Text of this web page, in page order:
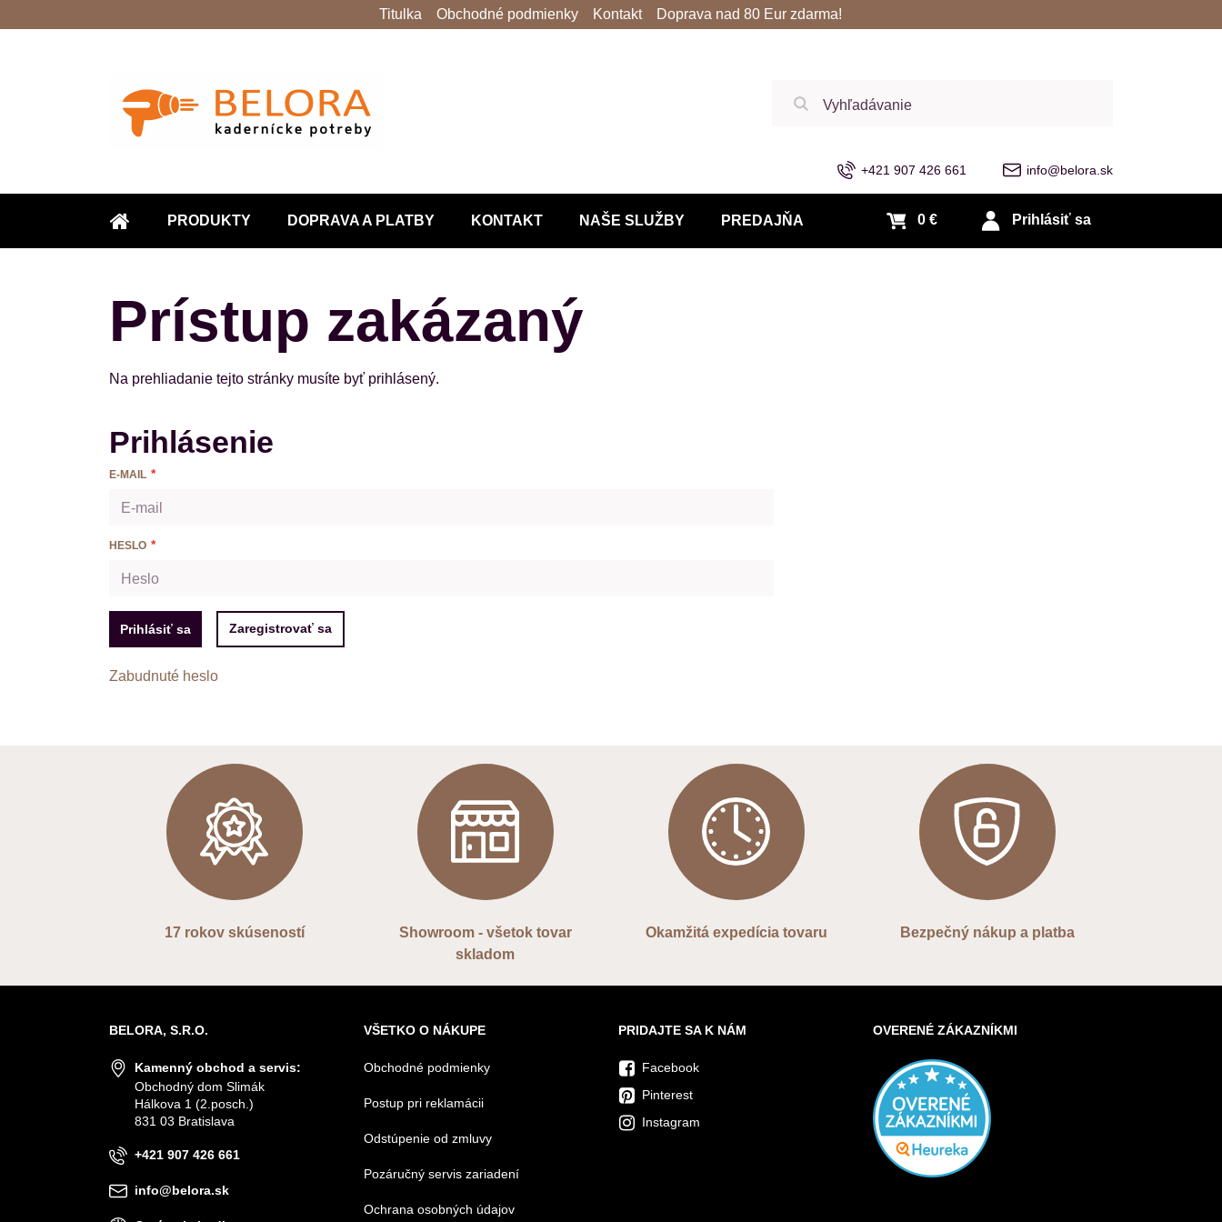
ÚVOD
PRODUKTY DOPRAVA A PLATBY KONTAKT NAŠE SLUŽBY PREDAJŇA
+421 907 426 661 info@belora.sk
Prihlásiť sa
0 €
Titulka Obchodné podmienky Kontakt Doprava nad 80 Eur zdarma!
Prístup zakázaný
Na prehliadanie tejto stránky musíte byť prihlásený.
Prihlásenie
E-MAIL
HESLO
Prihlásiť sa Zaregistrovať sa
Zabudnuté heslo
17 rokov skúseností
Showroom - všetok tovar
skladom
Okamžitá expedícia tovaru Bezpečný nákup a platba
BELORA, S.R.O.
Kamenný obchod a servis:
Obchodný dom Slimák
Hálkova 1 (2.posch.)
831 03 Bratislava
+421 907 426 661
info@belora.sk
VŠETKO O NÁKUPE
Obchodné podmienky
Postup pri reklamácii
Odstúpenie od zmluvy
Pozáručný servis zariadení
Ochrana osobných údajov
PRIDAJTE SA K NÁM
Facebook
Pinterest
Instagram
OVERENÉ ZÁKAZNÍKMI